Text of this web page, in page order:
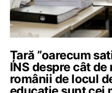
Țară ”oarecum
INS despre cât
românii de locul